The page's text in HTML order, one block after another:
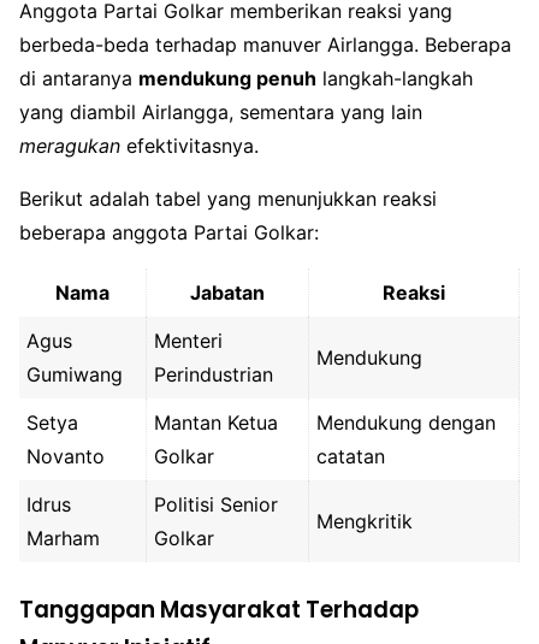
Anggota Partai Golkar memberikan reaksi yang
berbeda-beda terhadap manuver Airlangga. Beberapa
di antaranya mendukung penuh langkah-langkah
yang diambil Airlangga, sementara yang lain
meragukan efektivitasnya.
Berikut adalah tabel yang menunjukkan reaksi
beberapa anggota Partai Golkar:
Nama Jabatan
Reaksi
Agus
Gumiwang
Menteri
Perindustrian
Mendukung
Setya
Novanto
Mantan Ketua
Golkar
Mendukung dengan
catatan
Idrus
Marham
Politisi Senior
Golkar
Mengkritik
Tanggapan Masyarakat Terhadap